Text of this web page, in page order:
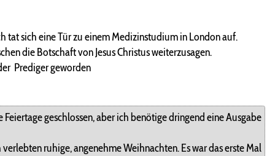
tat sich eine Tür zu einem Medizinstudium in London auf.
die Botschaft von Jesus Christus weiterzusagen.
Prediger geworden
geschlossen, aber ich benötige dringend eine Ausgabe
ruhige, angenehme Weihnachten. Es war das erste Mal